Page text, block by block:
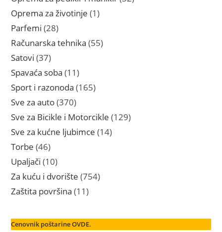
Oprema za životinje 11
Parfemi 2828
proizvoda
Računarska tehnika 5555
Satovi 3737
proizvoda
Spavaća soba 1111
proizvoda
Sport i razonoda 165165
Sve za auto 370370
proizvoda
Sve za Bicikle i Motorcikle 129129
Sve za kućne ljubimce 1414
Torbe 4646
proizvoda
Upaljači 1010
proizvoda
Za kuću i dvorište 754754
Zaštita površina 1111
Cenovnik poštarine OVDE.